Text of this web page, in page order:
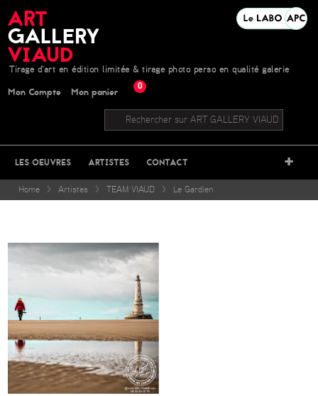
Tirage d'art en édition limitée & tirage photo perso en qualité galerie
Mon Compte Mon panier 0
LES OEUVRES ARTISTES CONTACT +
Home > Artistes > TEAM VIAUD > Le Gardien